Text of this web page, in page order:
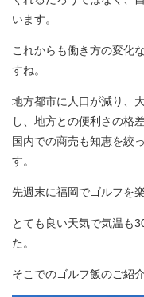
います。
これからも働き方の変化
すね。
地方都市に人口が減り、
し、地方との便利さの格
国内での商売も知恵を絞
す。
先週末に福岡でゴルフを
とても良い天気で気温も
た。
そこでのゴルフ飯のご紹介